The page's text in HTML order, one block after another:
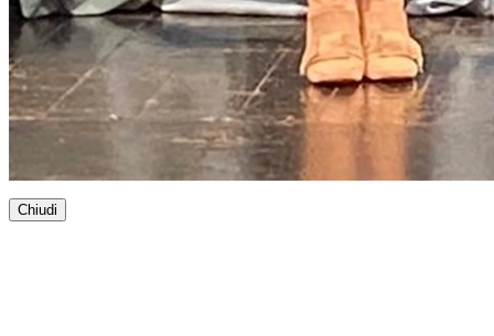
Chiudi